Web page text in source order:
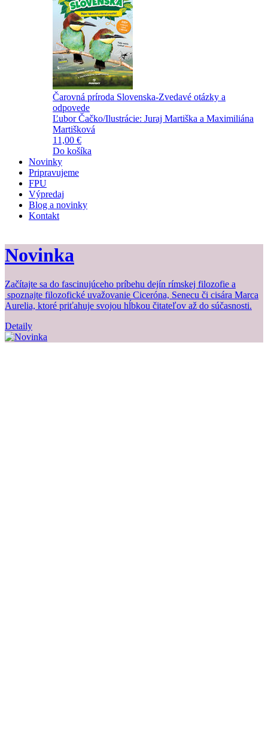
Čarovná príroda Slovenska-Zvedavé otázky a
odpovede
Ľubor Čačko/Ilustrácie: Juraj Martiška a Maximiliána
Martišková
11,00 €
Do košíka
Novinky
Pripravujeme
FPU
Výpredaj
Blog a novinky
Kontakt
Novinka
Začítajte sa do fascinujúceho príbehu dejín rímskej filozofie a
spoznajte filozofické uvažovanie Ciceróna, Senecu či cisára Marca
Aurelia, ktoré priťahuje svojou hĺbkou čitateľov až do súčasnosti.
Detaily